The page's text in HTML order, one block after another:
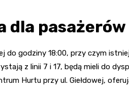
dla pasażerów
do godziny 18:00, przy czym
z linii 7 i 17, będą mieli do
Hurtu przy ul. Giełdowej,